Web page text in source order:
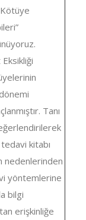
Kötüye
Tanı
kitabı
nedenlerinden
yöntemlerine
bilgi
erişkinliğe